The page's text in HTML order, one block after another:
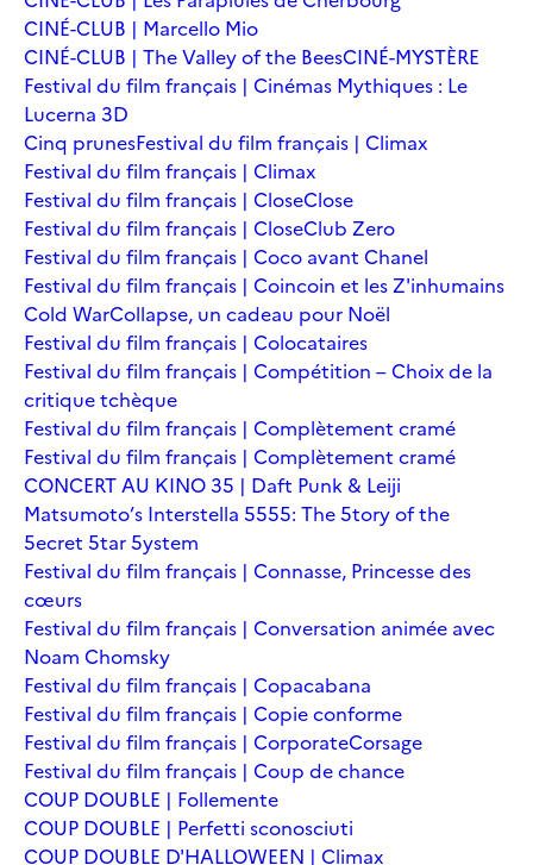
CINÉ-CLUB | Marcello Mio
CINÉ-CLUB | The Valley of the BeesCINÉ-MYSTÈRE
Festival du film français | Cinémas Mythiques : Le
Lucerna 3D
Cinq prunesFestival du film français | Climax
Festival du film français | Climax
Festival du film français | CloseClose
Festival du film français | CloseClub Zero
Festival du film français | Coco avant Chanel
Festival du film français | Coincoin et les Z'inhumains
Cold WarCollapse, un cadeau pour Noël
Festival du film français | Colocataires
Festival du film français | Compétition – Choix de la
critique tchèque
Festival du film français | Complètement cramé
Festival du film français | Complètement cramé
CONCERT AU KINO 35 | Daft Punk & Leiji
Matsumoto’s Interstella 5555: The 5tory of the
5ecret 5tar 5ystem
Festival du film français | Connasse, Princesse des
cœurs
Festival du film français | Conversation animée avec
Noam Chomsky
Festival du film français | Copacabana
Festival du film français | Copie conforme
Festival du film français | CorporateCorsage
Festival du film français | Coup de chance
COUP DOUBLE | Follemente
COUP DOUBLE | Perfetti sconosciuti
COUP DOUBLE D'HALLOWEEN | Climax